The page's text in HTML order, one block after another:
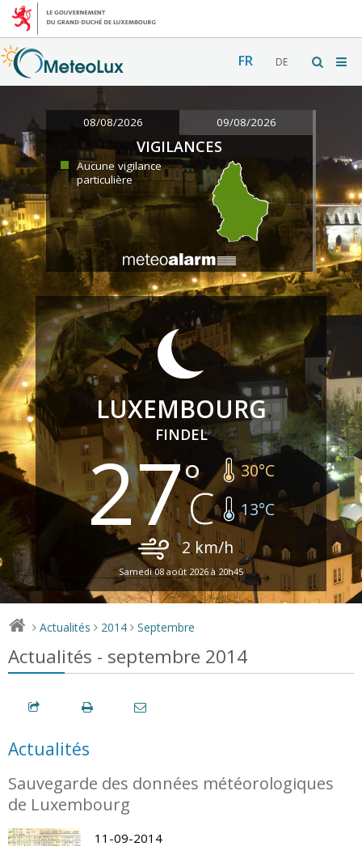
FR DE
08/08/2026 09/08/2026
VIGILANCES
Aucune vigilance
particulière
LUXEMBOURG
FINDEL
27 30°C
13°C
2 km/h
Samedi 08 août 2026 à 20h45
> Actualités > 2014 > Septembre
Actualités - septembre 2014
Actualités
Sauvegarde des données météorologiques
de Luxembourg
11-09-2014